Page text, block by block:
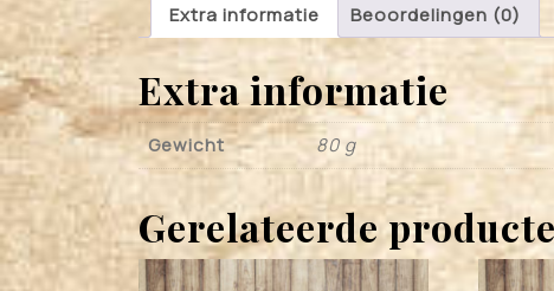
Extra informatie Beoordelingen (0)
Extra informatie
Gewicht 80 g
Gerelateerde